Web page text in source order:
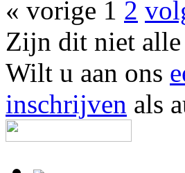
« vorige 1 2
Zijn dit niet
Wilt u aan ons
inschrijven als